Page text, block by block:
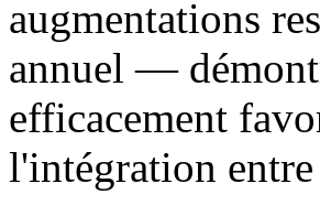
augmentations
annuel —
efficacement
l'intégration